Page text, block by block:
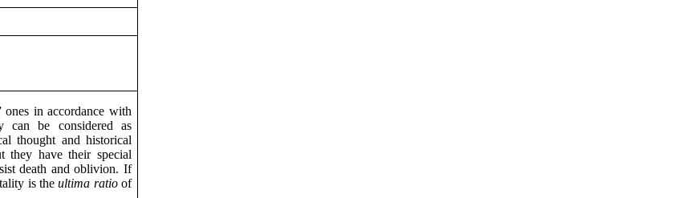
ones in accordance with
can be considered as
thought and historical
they have their special
death and oblivion. If
is theultima ratio of